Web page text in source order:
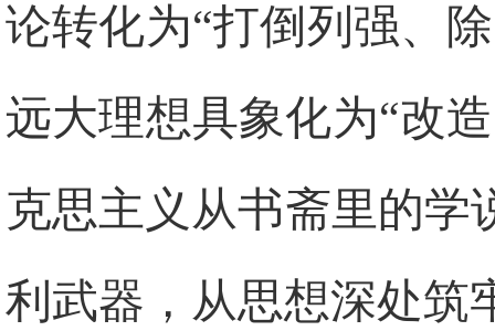
论转化为“打倒列强、
远大理想具象化为“改
克思主义从书斋里的学
利武器，从思想深处筑